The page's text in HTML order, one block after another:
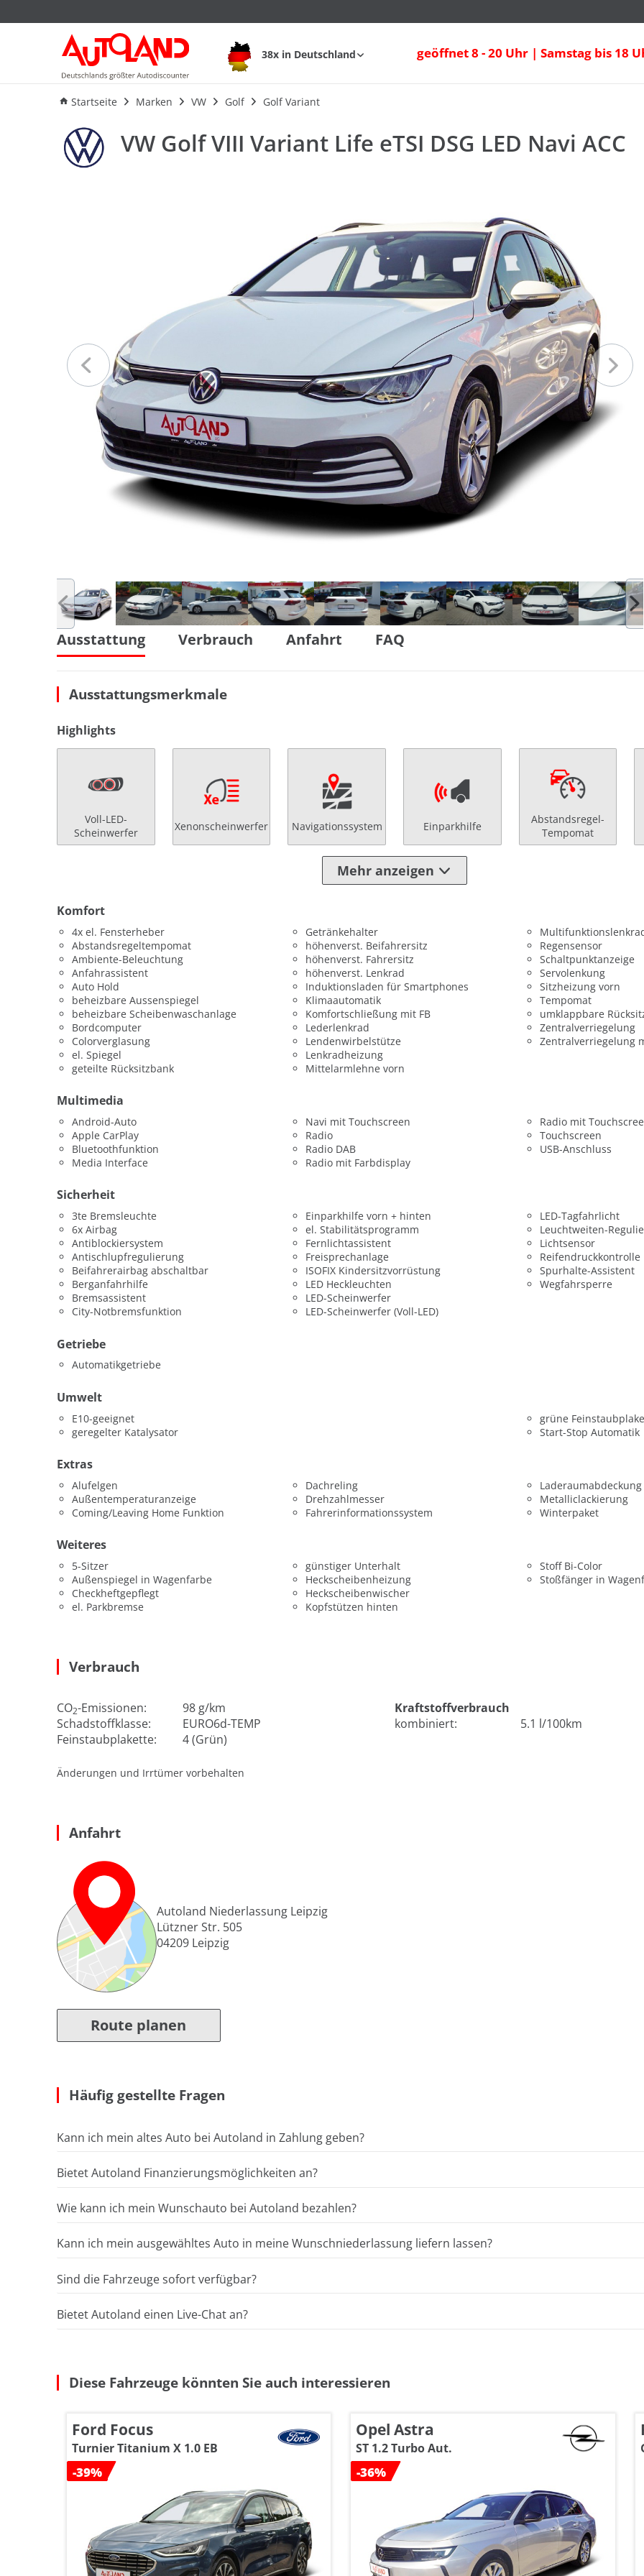
38x in Deutschland geöffnet 8 - 20 Uhr | Samstag bis 18
Startseite Marken VW Golf Golf Variant
VW Golf VIII Variant Life eTSI DSG LED Navi ACC
Ausstattung Verbrauch
VW Golf VIII Variant Life eTSI DSG LED Navi ACC
Ausstattung Verbrauch Anfahrt FAQ
Ausstattungsmerkmale
Highlights
Voll-LED-
Scheinwerfer
Xenonscheinwerfer Navigationssystem Einparkhilfe
Abstandsregel-
Tempomat
Mehr anzeigen
Komfort
4x el. Fensterheber
Abstandsregeltempomat
Ambiente-Beleuchtung
Anfahrassistent
Auto Hold
beheizbare Aussenspiegel
beheizbare Scheibenwaschanlage
Bordcomputer
Colorverglasung
el. Spiegel
geteilte Rücksitzbank
Getränkehalter
höhenverst. Beifahrersitz
höhenverst. Fahrersitz
höhenverst. Lenkrad
Induktionsladen für Smartphones
Klimaautomatik
Komfortschließung mit FB
Lederlenkrad
Lendenwirbelstütze
Lenkradheizung
Mittelarmlehne vorn
Regensensor
Schaltpunktanzeige
Servolenkung
Sitzheizung vorn
Tempomat
umklappbare
Zentralverriegelung
Zentralverriegelung
Multimedia
Android-Auto
Apple CarPlay
Bluetoothfunktion
Media Interface
Navi mit Touchscreen
Radio
Radio DAB
Radio mit Farbdisplay
Radio mit
Touchscreen
USB-Anschluss
Sicherheit
3te Bremsleuchte
6x Airbag
Antiblockiersystem
Antischlupfregulierung
Beifahrerairbag abschaltbar
Berganfahrhilfe
Bremsassistent
City-Notbremsfunktion
Einparkhilfe vorn + hinten
el. Stabilitätsprogramm
Fernlichtassistent
Freisprechanlage
ISOFIX Kindersitzvorrüstung
LED Heckleuchten
LED-Scheinwerfer
LED-Scheinwerfer (Voll-LED)
LED-Tagfahrlicht
Leuchtweiten-
Lichtsensor
Reifendruckkontrolle
Spurhalte-Assistent
Wegfahrsperre
Getriebe
Automatikgetriebe
Umwelt
E10-geeignet
geregelter Katalysator
grüne
Start-Stop Automatik
Extras
Alufelgen
Außentemperaturanzeige
Coming/Leaving Home Funktion
Dachreling
Drehzahlmesser
Fahrerinformationssystem
Laderaumabdeckung
Metalliclackierung
Winterpaket
Weiteres
5-Sitzer
Außenspiegel in Wagenfarbe
Checkheftgepflegt
el. Parkbremse
günstiger Unterhalt
Heckscheibenheizung
Heckscheibenwischer
Kopfstützen hinten
Stoff Bi-Color
Stoßfänger in
Verbrauch
CO2-Emissionen:
98 g/km
Schadstoffklasse:
EURO6d-TEMP
Feinstaubplakette:
4 (Grün)
Kraftstoffverbrauch
kombiniert:
5.1 l/100km
Änderungen und Irrtümer vorbehalten
Anfahrt
Autoland Niederlassung Leipzig
Lützner Str. 505
04209 Leipzig
Route planen
Häufig gestellte Fragen
Kann ich mein altes Auto bei Autoland in Zahlung geben?
Bietet Autoland Finanzierungsmöglichkeiten an?
Wie kann ich mein Wunschauto bei Autoland bezahlen?
Kann ich mein ausgewähltes Auto in meine Wunschniederlassung liefern lassen?
Sind die Fahrzeuge sofort verfügbar?
Bietet Autoland einen Live-Chat an?
Diese Fahrzeuge könnten Sie auch interessieren
Ford Focus
Turnier Titanium X 1.0 EB
-39%
Opel Astra
ST 1.2 Turbo Aut.
-36%